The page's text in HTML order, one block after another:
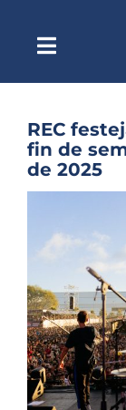
contenidoToggle
REC
fin de
de 2025
más